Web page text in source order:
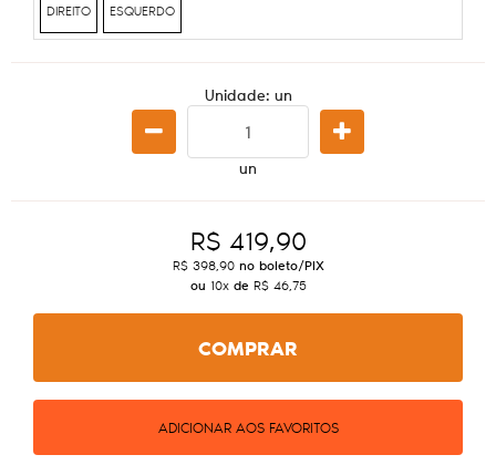
DIREITO ESQUERDO
Unidade: un
un
R$ 419,90
R$ 398,90no boleto/PIX
ou 10xde R$ 46,75
COMPRAR
ADICIONAR AOS FAVORITOS